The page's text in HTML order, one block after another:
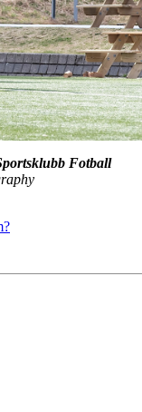
Fotball